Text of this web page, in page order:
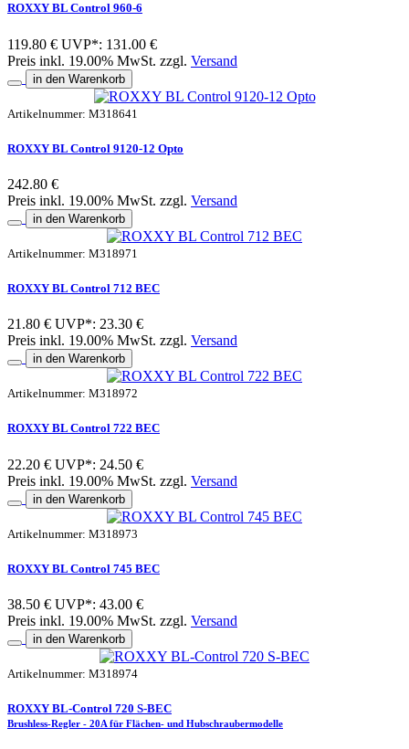
ROXXY BL Control 960-6
119.80 € UVP*: 131.00 €
Preis inkl. 19.00% MwSt. zzgl. Versand
in den Warenkorb
Artikelnummer: M318641
ROXXY BL Control 9120-12 Opto
242.80 €
Preis inkl. 19.00% MwSt. zzgl. Versand
in den Warenkorb
Artikelnummer: M318971
ROXXY BL Control 712 BEC
21.80 € UVP*: 23.30 €
Preis inkl. 19.00% MwSt. zzgl. Versand
in den Warenkorb
Artikelnummer: M318972
ROXXY BL Control 722 BEC
22.20 € UVP*: 24.50 €
Preis inkl. 19.00% MwSt. zzgl. Versand
in den Warenkorb
Artikelnummer: M318973
ROXXY BL Control 745 BEC
38.50 € UVP*: 43.00 €
Preis inkl. 19.00% MwSt. zzgl. Versand
in den Warenkorb
Artikelnummer: M318974
ROXXY BL-Control 720 S-BEC
Brushless-Regler - 20A für Flächen- und Hubschraubermodelle